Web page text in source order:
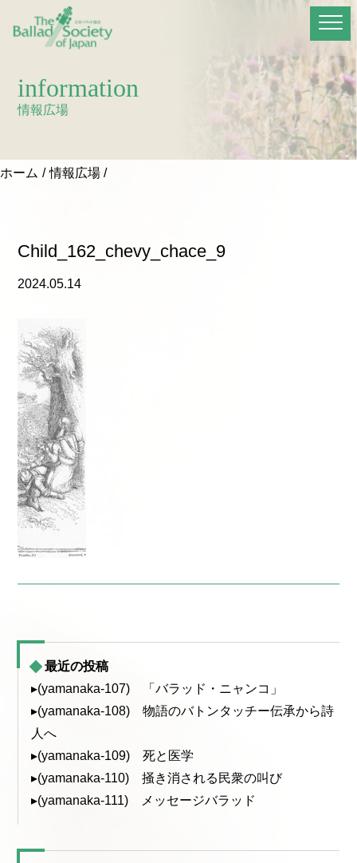
information
情報広場
ホーム 情報広場
Child_162_chevy_chace_9
2024.05.14
最近の投稿
▸(yamanaka-107) 「バラッド・ニャンコ」
▸(yamanaka-108) 物語のバトンタッチー伝承から詩
人へ
▸(yamanaka-109) 死と医学
▸(yamanaka-110) 掻き消される民衆の叫び
▸(yamanaka-111) メッセージバラッド